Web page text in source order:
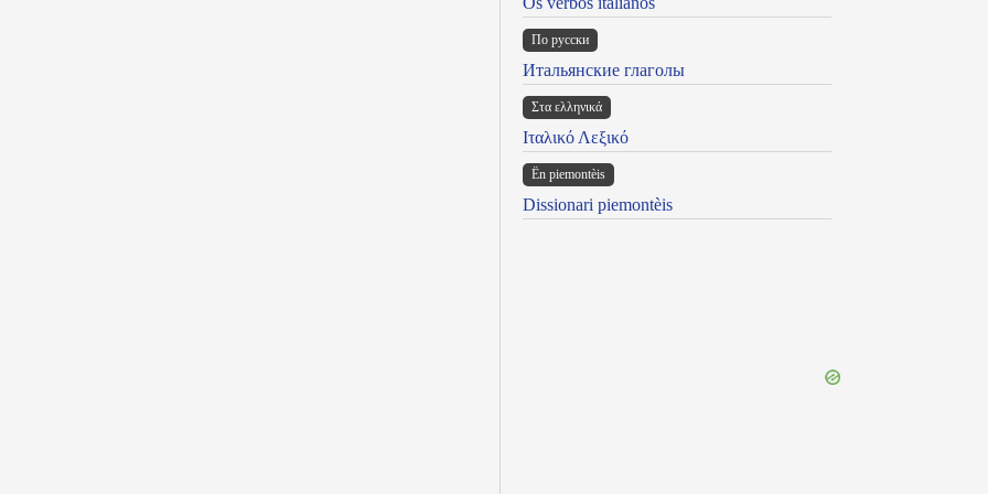
По русски
Итальянские глаголы
Στα ελληνικά
Ιταλικό Λεξικό
Ën piemontèis
Dissionari piemontèis